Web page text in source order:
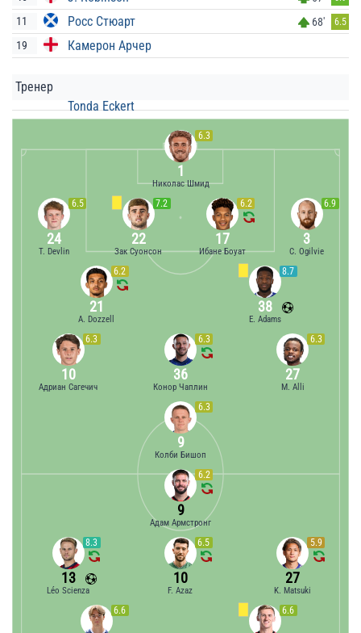
11 Росс Стюарт 68' 6.5
19 Камерон Арчер
Тренер
Tonda Eckert
6.3
1
Николас Шмид
6.9
3
C. Ogilvie
6.2
17
Ибане Боуат
7.2
22
Зак Суонсон
6.5
24
T. Devlin
8.7
38
E. Adams
6.2
21
A. Dozzell
6.3
27
M. Alli
6.3
36
Конор Чаплин
6.3
10
Адриан Сагечич
6.3
9
Колби Бишоп
6.6 6.6
8.3
13
Léo Scienza
6.5
10
F. Azaz
5.9
27
K. Matsuki
6.2
9
Адам Армстронг